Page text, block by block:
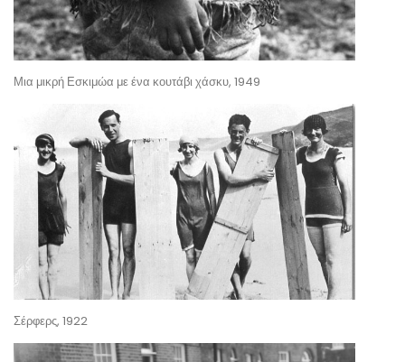
Μια μικρή Εσκιμώα με ένα κουτάβι χάσκυ, 1949
Σέρφερς, 1922